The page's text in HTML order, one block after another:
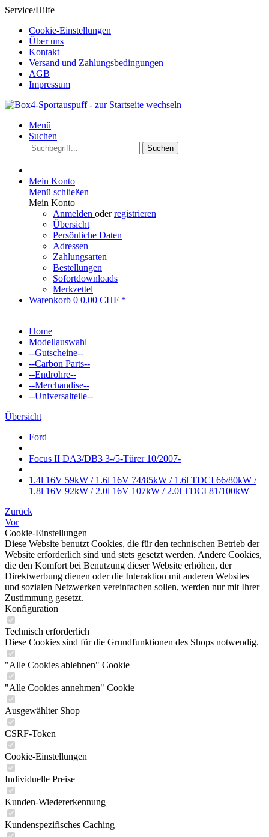
Service/Hilfe
Cookie-Einstellungen
Über uns
Kontakt
Versand und Zahlungsbedingungen
AGB
Impressum
Menü
Suchen
Suchen
Mein Konto
Menü schließen
Mein Konto
Anmelden oderregistrieren
Übersicht
Persönliche Daten
Adressen
Zahlungsarten
Bestellungen
Sofortdownloads
Merkzettel
Warenkorb 0 0.00 CHF *
Home
Modellauswahl
--Gutscheine--
--Carbon Parts--
--Endrohre--
--Merchandise--
--Universalteile--
Übersicht
Ford
Focus II DA3/DB3 3-/5-Türer 10/2007-
1.4l 16V 59kW / 1.6l 16V 74/85kW / 1.6l TDCI 66/80kW /
1.8l 16V 92kW / 2.0l 16V 107kW / 2.0l TDCI 81/100kW
Zurück
Vor
Cookie-Einstellungen
Diese Website benutzt Cookies, die für den technischen Betrieb der
Website erforderlich sind und stets gesetzt werden. Andere Cookies,
die den Komfort bei Benutzung dieser Website erhöhen, der
Direktwerbung dienen oder die Interaktion mit anderen Websites
und sozialen Netzwerken vereinfachen sollen, werden nur mit Ihrer
Zustimmung gesetzt.
Konfiguration
Technisch erforderlich
Diese Cookies sind für die Grundfunktionen des Shops notwendig.
"Alle Cookies ablehnen" Cookie
"Alle Cookies annehmen" Cookie
Ausgewählter Shop
CSRF-Token
Cookie-Einstellungen
Individuelle Preise
Kunden-Wiedererkennung
Kundenspezifisches Caching